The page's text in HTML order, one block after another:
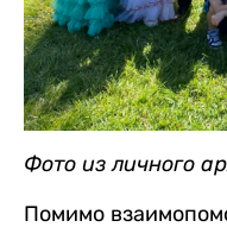
Фото из личного
Помимо